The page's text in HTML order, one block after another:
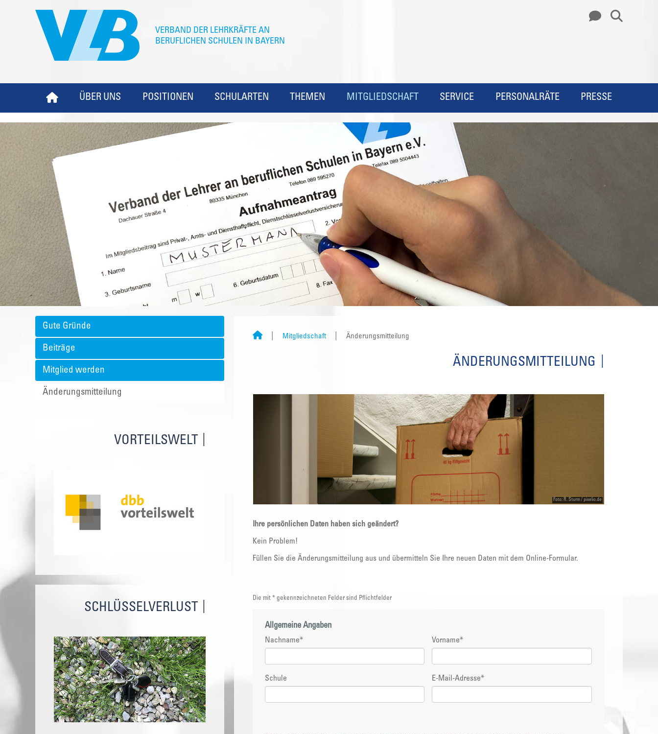
ÜBER UNS POSITIONEN SCHULARTEN THEMEN MITGLIEDSCHAFT SERVICE PERSONALRÄTE PRESSE
Gute Gründe
Beiträge
Mitglied werden
Änderungsmitteilung
VORTEILSWELT
SCHLÜSSELVERLUST
Mitgliedschaft Änderungsmitteilung
ÄNDERUNGSMITTEILUNG
Foto: R. Sturm / pixelio.de
Ihre persönlichen Daten haben sich geändert?
Kein Problem!
Füllen Sie die Änderungsmitteilung aus und übermitteln Sie Ihre neuen Daten mit dem Online-Formular.
Die mit * gekennzeichneten Felder sind Pflichtfelder
Allgemeine Angaben
Nachname* Vorname*
Schule E-Mail-Adresse*